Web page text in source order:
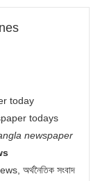
today
todays
newspaper
অর্থনৈতিক সংবাদ